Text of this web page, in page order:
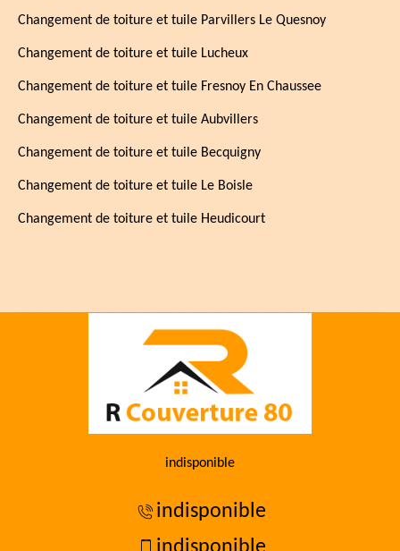
Changement de toiture et tuile Parvillers Le Quesnoy
Changement de toiture et tuile Lucheux
Changement de toiture et tuile Fresnoy En Chaussee
Changement de toiture et tuile Aubvillers
Changement de toiture et tuile Becquigny
Changement de toiture et tuile Le Boisle
Changement de toiture et tuile Heudicourt
indisponible
indisponible